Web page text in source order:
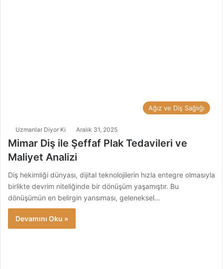
Ağız ve Diş Sağlığı
Uzmanlar Diyor Ki Aralık 31, 2025
Mimar Diş ile Şeffaf Plak Tedavileri ve
Maliyet Analizi
Diş hekimliği dünyası, dijital teknolojilerin hızla entegre olmasıyla
birlikte devrim niteliğinde bir dönüşüm yaşamıştır. Bu
dönüşümün en belirgin yansıması, geleneksel…
Devamını Oku »